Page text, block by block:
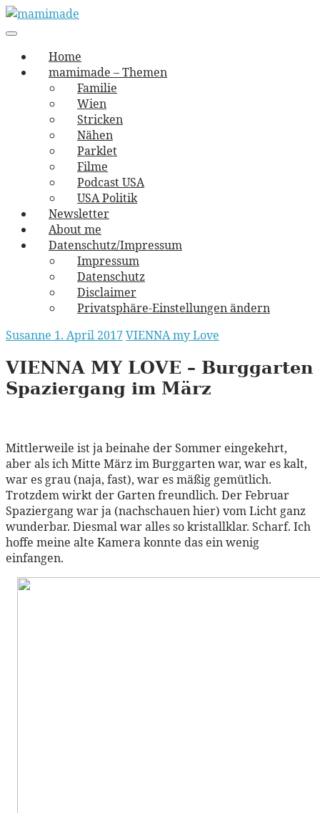
Skip
to
mamimade
vernäht und zugetextet
navigation
Menu
Home
mamimade – Themen
Familie
Wien
Stricken
Nähen
Parklet
Filme
Podcast USA
USA Politik
Newsletter
About me
Datenschutz/Impressum
Impressum
Datenschutz
Disclaimer
Privatsphäre-Einstellungen ändern
Susanne 1. April 2017 VIENNA my Love
VIENNA MY LOVE – Burggarten
Spaziergang im März
Mittlerweile ist ja beinahe der Sommer eingekehrt,
aber als ich Mitte März im Burggarten war, war es kalt,
war es grau (naja, fast), war es mäßig gemütlich.
Trotzdem wirkt der Garten freundlich. Der Februar
Spaziergang war ja (nachschauen hier) vom Licht ganz
wunderbar. Diesmal war alles so kristallklar. Scharf. Ich
hoffe meine alte Kamera konnte das ein wenig
einfangen.